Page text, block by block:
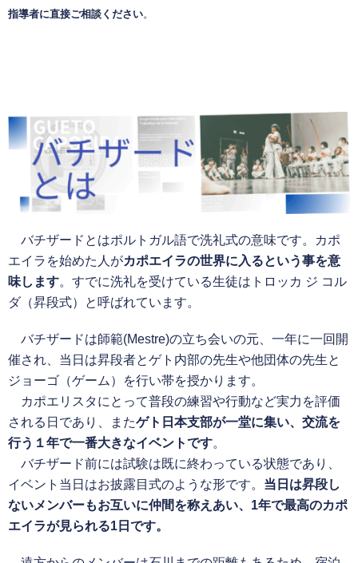
指導者に直接ご相談ください。
バチザードとはポルトガル語で洗礼式の意味です。カポ
エイラを始めた人がカポエイラの世界に入るという事を意
味します。すでに洗礼を受けている生徒はトロッカ ジ コル
ダ（昇段式）と呼ばれています。
バチザードは師範(Mestre)の立ち会いの元、一年に一回開
催され、当日は昇段者とゲト内部の先生や他団体の先生と
ジョーゴ（ゲーム）を行い帯を授かります。
カポエリスタにとって普段の練習や行動など実力を評価
される日であり、またゲト日本支部が一堂に集い、交流を
行う１年で一番大きなイベントです。
バチザード前には試験は既に終わっている状態であり、
イベント当日はお披露目式のような形です。 当日は昇段し
ないメンバーもお互いに仲間を称えあい、1年で最高のカポ
エイラが見られる1日です。